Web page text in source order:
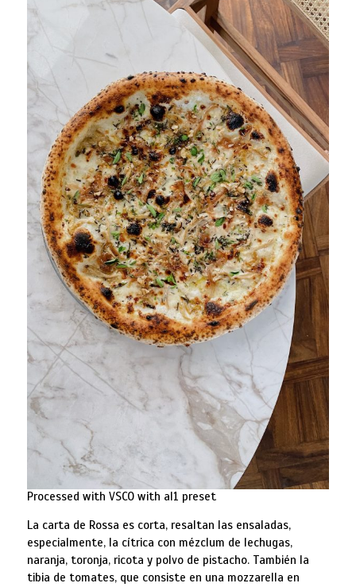
Processed with VSCO with al1 preset
La carta de Rossa es corta, resaltan las ensaladas,
especialmente, la cítrica con mézclum de lechugas,
naranja, toronja, ricota y polvo de pistacho. También la
tibia de tomates, que consiste en una mozzarella en